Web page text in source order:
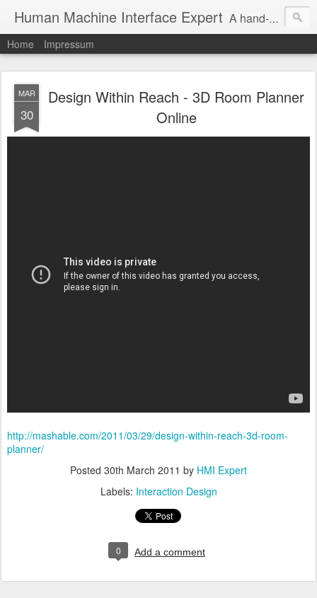
Human Machine Interface Expert A hand-picked inspiring design & tech sources!
Home Impressum
MAR
30
Design Within Reach - 3D Room Planner
Online
http://mashable.com/2011/03/29/design-within-reach-3d-room-
planner/
Posted 30th March 2011 by HMI Expert
Labels: Interaction Design
0 Add a comment